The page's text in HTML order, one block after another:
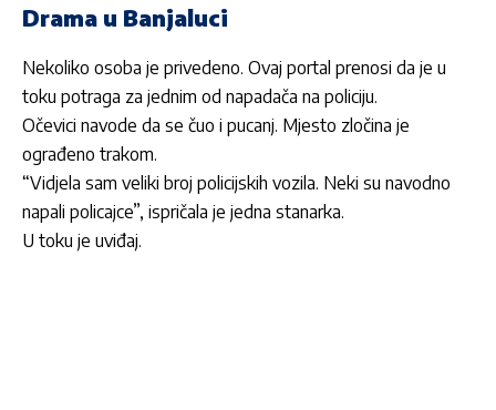
Drama u Banjaluci
Nekoliko osoba je privedeno. Ovaj portal prenosi da je u
toku potraga za jednim od napadača na policiju.
Očevici navode da se čuo i pucanj. Mjesto zločina je
ograđeno trakom.
“Vidjela sam veliki broj policijskih vozila. Neki su navodno
napali policajce”, ispričala je jedna stanarka.
U toku je uviđaj.